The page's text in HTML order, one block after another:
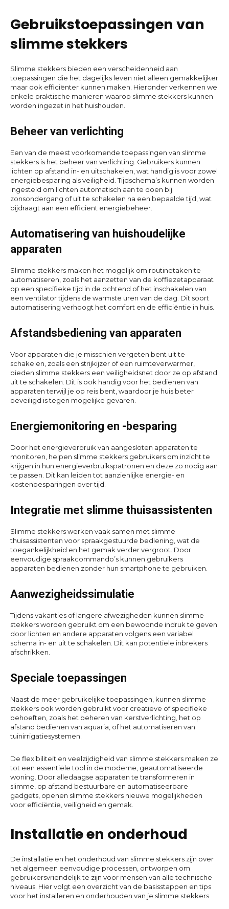
Gebruikstoepassingen van
slimme stekkers
Slimme stekkers bieden een verscheidenheid aan
toepassingen die het dagelijks leven niet alleen gemakkelijker
maar ook efficiënter kunnen maken. Hieronder verkennen we
enkele praktische manieren waarop slimme stekkers kunnen
worden ingezet in het huishouden.
Beheer van verlichting
Een van de meest voorkomende toepassingen van slimme
stekkers is het beheer van verlichting. Gebruikers kunnen
lichten op afstand in- en uitschakelen, wat handig is voor zowel
energiebesparing als veiligheid. Tijdschema’s kunnen worden
ingesteld om lichten automatisch aan te doen bij
zonsondergang of uit te schakelen na een bepaalde tijd, wat
bijdraagt aan een efficiënt energiebeheer.
Automatisering van huishoudelijke
apparaten
Slimme stekkers maken het mogelijk om routinetaken te
automatiseren, zoals het aanzetten van de koffiezetapparaat
op een specifieke tijd in de ochtend of het inschakelen van
een ventilator tijdens de warmste uren van de dag. Dit soort
automatisering verhoogt het comfort en de efficiëntie in huis.
Afstandsbediening van apparaten
Voor apparaten die je misschien vergeten bent uit te
schakelen, zoals een strijkijzer of een ruimteverwarmer,
bieden slimme stekkers een veiligheidsnet door ze op afstand
uit te schakelen. Dit is ook handig voor het bedienen van
apparaten terwijl je op reis bent, waardoor je huis beter
beveiligd is tegen mogelijke gevaren.
Energiemonitoring en -besparing
Door het energieverbruik van aangesloten apparaten te
monitoren, helpen slimme stekkers gebruikers om inzicht te
krijgen in hun energieverbruikspatronen en deze zo nodig aan
te passen. Dit kan leiden tot aanzienlijke energie- en
kostenbesparingen over tijd.
Integratie met slimme thuisassistenten
Slimme stekkers werken vaak samen met slimme
thuisassistenten voor spraakgestuurde bediening, wat de
toegankelijkheid en het gemak verder vergroot. Door
eenvoudige spraakcommando’s kunnen gebruikers
apparaten bedienen zonder hun smartphone te gebruiken.
Aanwezigheidssimulatie
Tijdens vakanties of langere afwezigheden kunnen slimme
stekkers worden gebruikt om een bewoonde indruk te geven
door lichten en andere apparaten volgens een variabel
schema in- en uit te schakelen. Dit kan potentiële inbrekers
afschrikken.
Speciale toepassingen
Naast de meer gebruikelijke toepassingen, kunnen slimme
stekkers ook worden gebruikt voor creatieve of specifieke
behoeften, zoals het beheren van kerstverlichting, het op
afstand bedienen van aquaria, of het automatiseren van
tuinirrigatiesystemen.
De flexibiliteit en veelzijdigheid van slimme stekkers maken ze
tot een essentiële tool in de moderne, geautomatiseerde
woning. Door alledaagse apparaten te transformeren in
slimme, op afstand bestuurbare en automatiseerbare
gadgets, openen slimme stekkers nieuwe mogelijkheden
voor efficiëntie, veiligheid en gemak.
Installatie en onderhoud
De installatie en het onderhoud van slimme stekkers zijn over
het algemeen eenvoudige processen, ontworpen om
gebruikersvriendelijk te zijn voor mensen van alle technische
niveaus. Hier volgt een overzicht van de basisstappen en tips
voor het installeren en onderhouden van je slimme stekkers.